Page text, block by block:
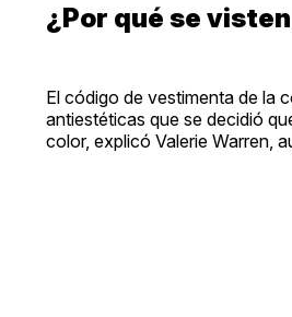
¿Por qué se
El código de vestimenta de la
antiestéticas que se decidió
color, explicó Valerie Warren,